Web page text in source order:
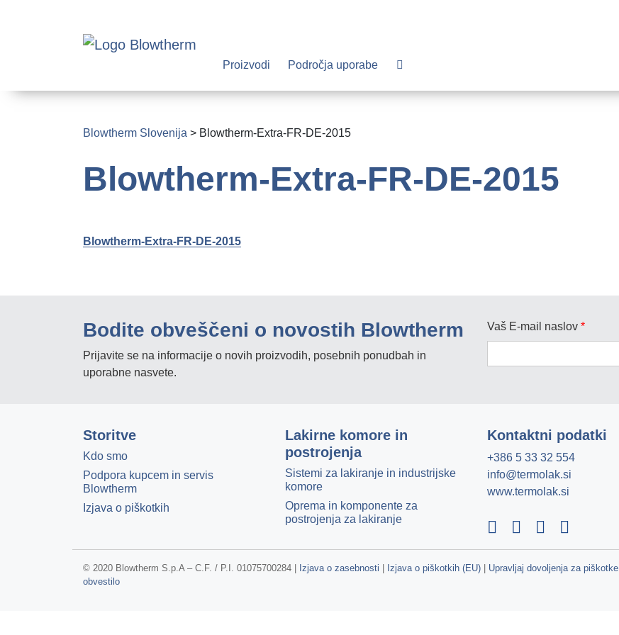
Proizvodi Področja uporabe
Blowtherm Slovenija > Blowtherm-Extra-FR-DE-2015
Blowtherm-Extra-FR-DE-2015
Blowtherm-Extra-FR-DE-2015
Bodite obveščeni o novostih Blowtherm
Prijavite se na informacije o novih proizvodih, posebnih ponudbah in
uporabne nasvete.
Vaš E-mail naslov *
Storitve
Kdo smo
Podpora kupcem in servis
Blowtherm
Izjava o piškotkih
Lakirne komore in
postrojenja
Sistemi za lakiranje in industrijske
komore
Oprema in komponente za
postrojenja za lakiranje
Kontaktni podatki
+386 5 33 32 554
info@termolak.si
www.termolak.si
© 2020 Blowtherm S.p.A – C.F. / P.I. 01075700284 | Izjava o zasebnosti Izjava o piškotkih (EU) Upravljaj dovoljenja za piškotke
obvestilo